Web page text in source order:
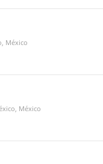
México
México